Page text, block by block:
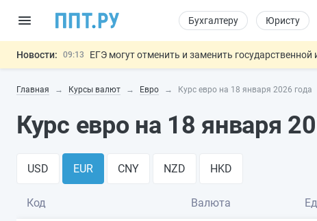
Бухгалтеру Юристу
Новости: 09:13 ЕГЭ могут отменить и заменить государственной
06.08 Минпромторг предложил запретить смешанные
06.08
Важно Обеспечительный платёж СПОТ могут
Главная Курсы валют Евро Курс евро на 18 января 2026 года
Курс евро на 18 января
USD EUR CNY NZD HKD
Код Валюта